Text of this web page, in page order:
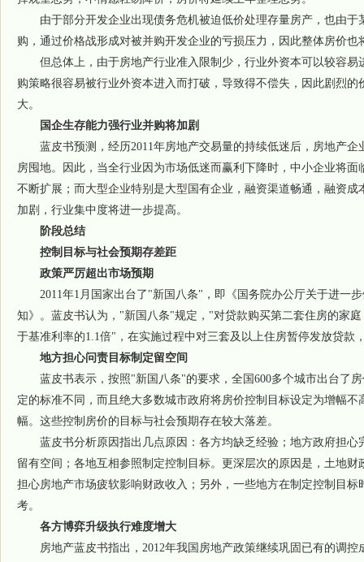
由于部分开发企业出现债务危机被迫低价处理存量房产，也由于
购，通过价格战形成对被并购开发企业的亏损压力，因此整体房价也
但总体上，由于房地产行业准入限制少，行业外资本可以较容易
购策略很容易被行业外资本进入而打破，导致得不偿失，因此剧烈
大。
国企生存能力强行业并购将加剧
蓝皮书预测，经历2011年房地产交易量的持续低迷后，房地产企
房囤地。因此，当全行业因为市场低迷而赢利下降时，中小企业将
不断扩展；而大型企业特别是大型国有企业，融资渠道畅通，融资
加剧，行业集中度将进一步提高。
阶段总结
控制目标与社会预期存差距
政策严厉超出市场预期
2011年1月国家出台了"新国八条"，即《国务院办公厅关于进一步
知》。蓝皮书认为，"新国八条"规定，"对贷款购买第二套住房的家
于基准利率的1.1倍"，在实施过程中对三套及以上住房暂停发放贷款
地方担心问责目标制定留空间
蓝皮书表示，按照"新国八条"的要求，全国600多个城市出台了房
定的标准不同，而且绝大多数城市政府将房价控制目标设定为增幅
幅。这些控制房价的目标与社会预期存在较大落差。
蓝皮书分析原因指出几点原因：各方均缺乏经验；地方政府担心
留有空间；各地互相参照制定控制目标。更深层次的原因是，土地
担心房地产市场疲软影响财政收入；另外，一些地方在制定控制目
考。
各方博弈升级执行难度增大
房地产蓝皮书指出，2012年我国房地产政策继续巩固已有的调控